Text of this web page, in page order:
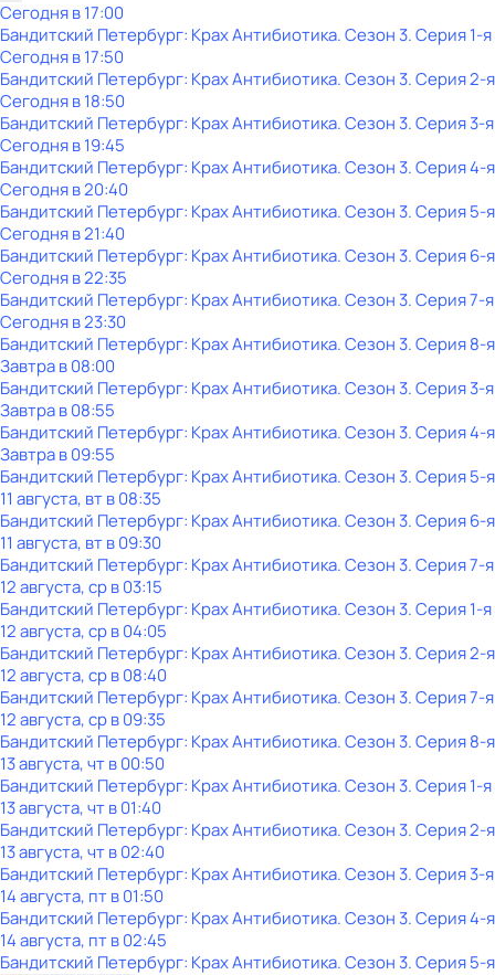
Сегодня в 17:00
Бандитский Петербург: Крах Антибиотика. Сезон 3. Серия 1-я
Сегодня в 17:50
Бандитский Петербург: Крах Антибиотика. Сезон 3. Серия 2-я
Сегодня в 18:50
Бандитский Петербург: Крах Антибиотика. Сезон 3. Серия 3-я
Сегодня в 19:45
Бандитский Петербург: Крах Антибиотика. Сезон 3. Серия 4-я
Сегодня в 20:40
Бандитский Петербург: Крах Антибиотика. Сезон 3. Серия 5-я
Сегодня в 21:40
Бандитский Петербург: Крах Антибиотика. Сезон 3. Серия 6-я
Сегодня в 22:35
Бандитский Петербург: Крах Антибиотика. Сезон 3. Серия 7-я
Сегодня в 23:30
Бандитский Петербург: Крах Антибиотика. Сезон 3. Серия 8-я
Завтра в 08:00
Бандитский Петербург: Крах Антибиотика. Сезон 3. Серия 3-я
Завтра в 08:55
Бандитский Петербург: Крах Антибиотика. Сезон 3. Серия 4-я
Завтра в 09:55
Бандитский Петербург: Крах Антибиотика. Сезон 3. Серия 5-я
11 августа, вт в 08:35
Бандитский Петербург: Крах Антибиотика. Сезон 3. Серия 6-я
11 августа, вт в 09:30
Бандитский Петербург: Крах Антибиотика. Сезон 3. Серия 7-я
12 августа, ср в 03:15
Бандитский Петербург: Крах Антибиотика. Сезон 3. Серия 1-я
12 августа, ср в 04:05
Бандитский Петербург: Крах Антибиотика. Сезон 3. Серия 2-я
12 августа, ср в 08:40
Бандитский Петербург: Крах Антибиотика. Сезон 3. Серия 7-я
12 августа, ср в 09:35
Бандитский Петербург: Крах Антибиотика. Сезон 3. Серия 8-я
13 августа, чт в 00:50
Бандитский Петербург: Крах Антибиотика. Сезон 3. Серия 1-я
13 августа, чт в 01:40
Бандитский Петербург: Крах Антибиотика. Сезон 3. Серия 2-я
13 августа, чт в 02:40
Бандитский Петербург: Крах Антибиотика. Сезон 3. Серия 3-я
14 августа, пт в 01:50
Бандитский Петербург: Крах Антибиотика. Сезон 3. Серия 4-я
14 августа, пт в 02:45
Бандитский Петербург: Крах Антибиотика. Сезон 3. Серия 5-я